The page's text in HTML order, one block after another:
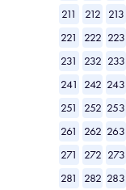
211
212 213
221
222 223
231
232 233
241
242 243
251
252 253
261
262 263
271
272 273
281
282 283